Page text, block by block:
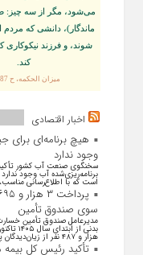
مى‌شود، مگر از سه چيز:
ماندگار)، دانشى كه مردم
شوند، و فرزند نيكوكارى
كند.
ميزان الحكمه، ح 14287
اخبار اقتصادی
هیچ برنامه‌ای برای
وجود ندارد
سخنگوی صنعت آب کشور
برنامه‌ریزی‌شده آب وجود
است که با اطلاع‌رسانی
سوی صندوق تأمین
مدیرعامل صندوق تأمین
هزار و ۴۸۷ نفر از زیان‌دیدگان پرداخت کرده است.
تأکید رئیس کل